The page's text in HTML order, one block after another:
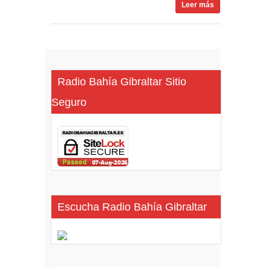
Leer más
Radio Bahía Gibraltar Sitio
Seguro
Escucha Radio Bahía Gibraltar